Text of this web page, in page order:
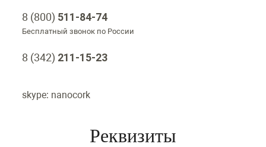
8 (800) 511-84-74
Бесплатный звонок по России
8 (342) 211-15-23
skype: nanocork
Реквизиты